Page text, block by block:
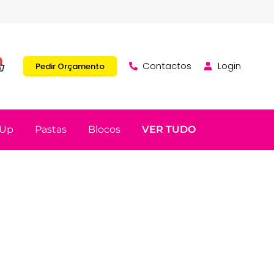
Pedir Orçamento Contactos Login
Pastas Blocos VER TUDO